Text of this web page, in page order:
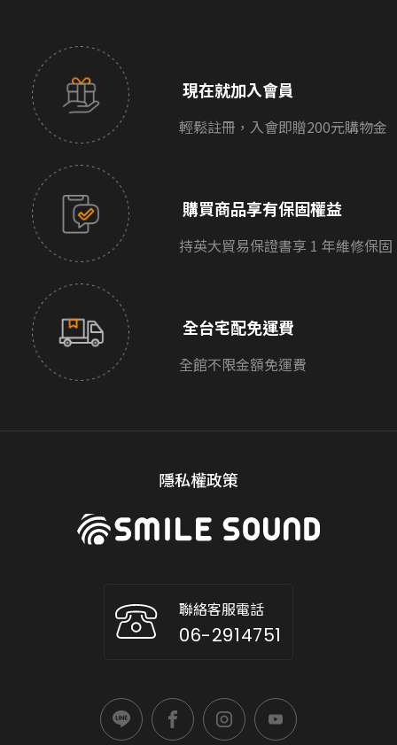
現在就加入會員
輕鬆註冊，入會即贈200元購物金
購買商品享有保固權益
持英大貿易保證書享 1 年維修保固
全台宅配免運費
全館不限金額免運費
隱私權政策
聯絡客服電話
06-2914751